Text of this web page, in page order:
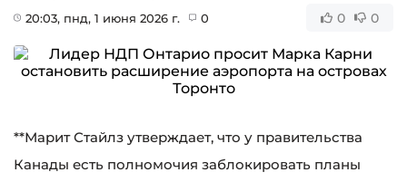
20:03, пнд, 1 июня 2026 г. 0 0 0
**Марит Стайлз утверждает, что у правительства
Канады есть полномочия заблокировать планы